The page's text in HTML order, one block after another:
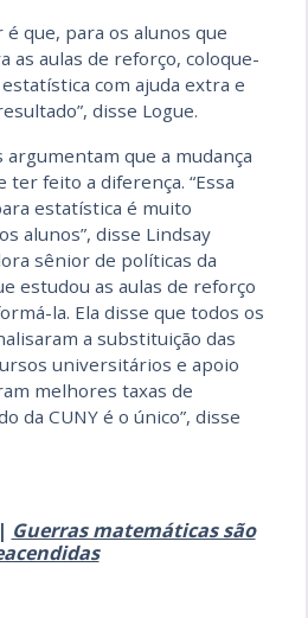
é que, para os alunos que
as aulas de reforço, coloque-
com ajuda extra e
disse Logue.
que a mudança
ter feito a diferença. “Essa
estatística é muito
alunos”, disse Lindsay
sênior de políticas da
estudou as aulas de reforço
la. Ela disse que todos os
a substituição das
universitários e apoio
melhores taxas de
da CUNY é o único”, disse
Guerras matemáticas são